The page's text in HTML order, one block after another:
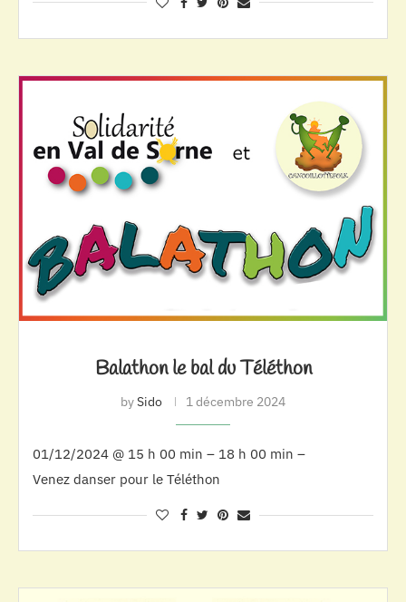
Balathon le bal du Téléthon
bySido 1 décembre 2024
01/12/2024 @ 15 h 00 min – 18 h 00 min –
Venez danser pour le Téléthon